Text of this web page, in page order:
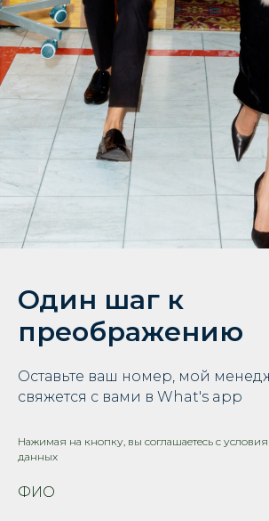
Один шаг к
преображению
Оставьте ваш номер, мой
свяжется с вами в What's app
Нажимая на кнопку, вы соглашаетесь с
данных
ФИО